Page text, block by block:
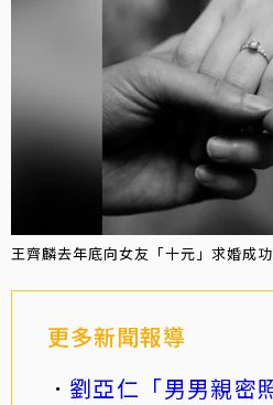
王齊麟去年底向女友「十元」求婚成
更多新聞報導
劉亞仁「男男親密